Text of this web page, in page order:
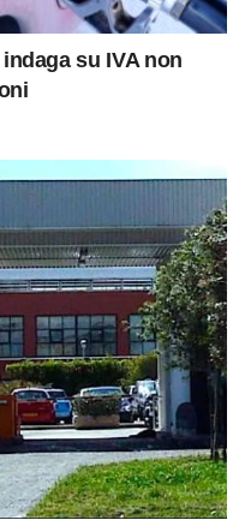
su IVA non